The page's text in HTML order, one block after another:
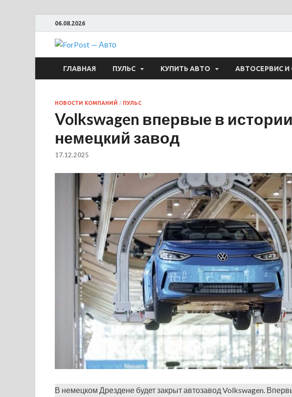
06.08.2026
ForPost — Авто
ГЛАВНАЯ ПУЛЬС КУПИТЬ АВТО АВТОСЕРВИС И
НОВОСТИ КОМПАНИЙ / ПУЛЬС
Volkswagen впервые в
немецкий завод
17.12.2025
В немецком Дрездене будет закрыт автозавод Volkswagen.